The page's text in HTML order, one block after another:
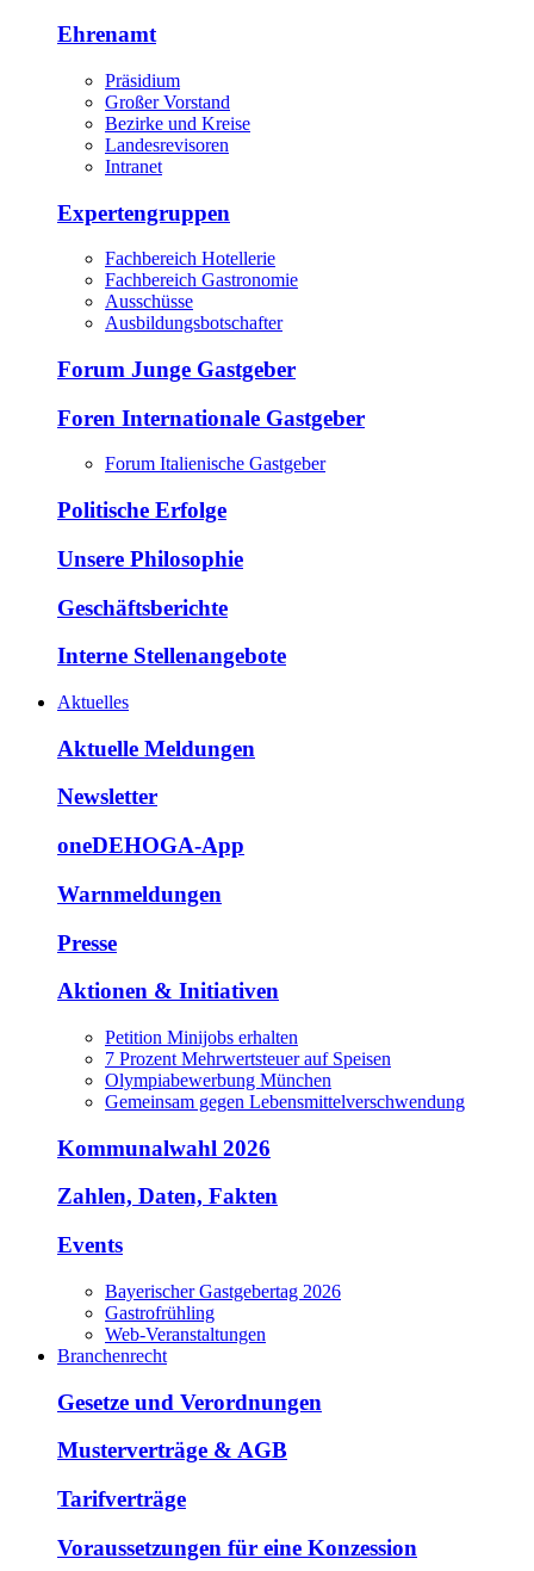
Ehrenamt
Präsidium
Großer Vorstand
Bezirke und Kreise
Landesrevisoren
Intranet
Expertengruppen
Fachbereich Hotellerie
Fachbereich Gastronomie
Ausschüsse
Ausbildungsbotschafter
Forum Junge Gastgeber
Foren Internationale Gastgeber
Forum Italienische Gastgeber
Politische Erfolge
Unsere Philosophie
Geschäftsberichte
Interne Stellenangebote
Aktuelles
Aktuelle Meldungen
Newsletter
oneDEHOGA-App
Warnmeldungen
Presse
Aktionen & Initiativen
Petition Minijobs erhalten
7 Prozent Mehrwertsteuer auf Speisen
Olympiabewerbung München
Gemeinsam gegen Lebensmittelverschwendung
Kommunalwahl 2026
Zahlen, Daten, Fakten
Events
Bayerischer Gastgebertag 2026
Gastrofrühling
Web-Veranstaltungen
Branchenrecht
Gesetze und Verordnungen
Musterverträge & AGB
Tarifverträge
Voraussetzungen für eine Konzession